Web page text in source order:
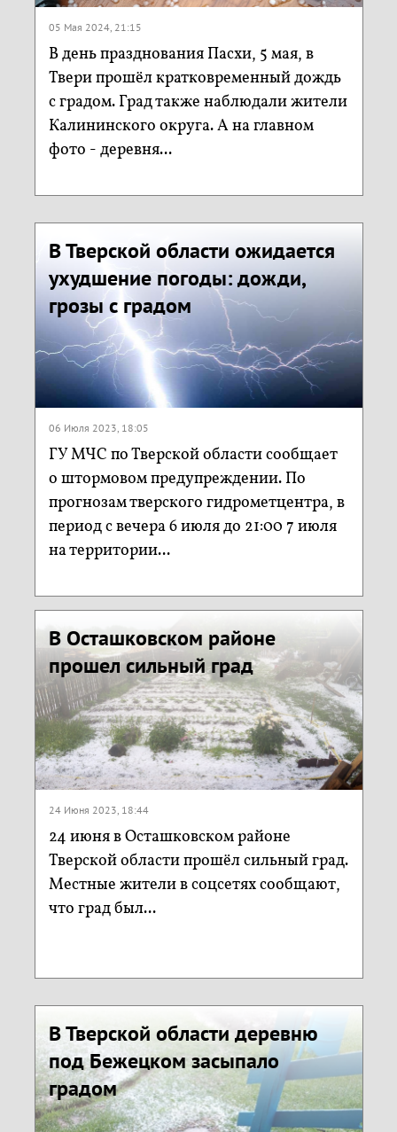
05 Мая 2024, 21:15
В день празднования Пасхи, 5 мая, в
Твери прошёл кратковременный дождь
с градом. Град также наблюдали жители
Калининского округа. А на главном
фото - деревня...
В Тверской области ожидается
ухудшение погоды: дожди,
грозы с градом
06 Июля 2023, 18:05
ГУ МЧС по Тверской области сообщает
о штормовом предупреждении. По
прогнозам тверского гидрометцентра, в
период с вечера 6 июля до 21:00 7 июля
на территории...
В Осташковском районе
прошел сильный град
24 Июня 2023, 18:44
24 июня в Осташковском районе
Тверской области прошёл сильный град.
Местные жители в соцсетях сообщают,
что град был...
В Тверской области деревню
под Бежецком засыпало
градом